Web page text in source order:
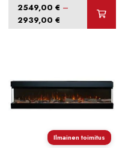
2549,00€ –
2939,00€ Hintaluokka:
2549,00 €
Ilmainen toimitus